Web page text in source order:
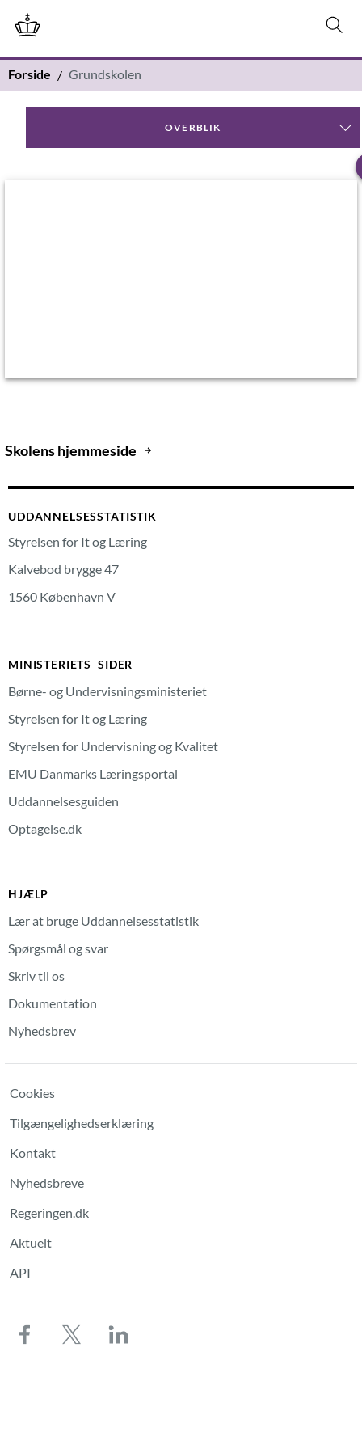
Forside Grundskolen
OVERBLIK
Skolens hjemmeside
UDDANNELSESSTATISTIK
Styrelsen for It og Læring
Kalvebod brygge 47
1560 København V
MINISTERIETS SIDER
Børne- og Undervisningsministeriet
Styrelsen for It og Læring
Styrelsen for Undervisning og Kvalitet
EMU Danmarks Læringsportal
Uddannelsesguiden
Optagelse.dk
HJÆLP
Lær at bruge Uddannelsesstatistik
Spørgsmål og svar
Skriv til os
Dokumentation
Nyhedsbrev
Cookies
Tilgængelighedserklæring
Kontakt
Nyhedsbreve
Regeringen.dk
Aktuelt
API